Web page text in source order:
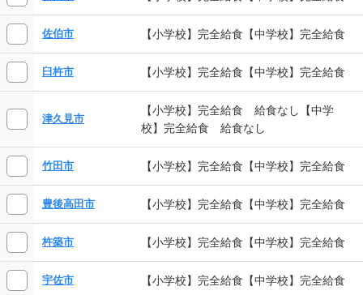
佐伯市 【小学校】完全給食【中学校】完全給食
臼杵市 【小学校】完全給食【中学校】完全給食
津久見市
【小学校】完全給食 給食なし【中学
校】完全給食 給食なし
竹田市 【小学校】完全給食【中学校】完全給食
豊後高田市 【小学校】完全給食【中学校】完全給食
杵築市 【小学校】完全給食【中学校】完全給食
宇佐市 【小学校】完全給食【中学校】完全給食